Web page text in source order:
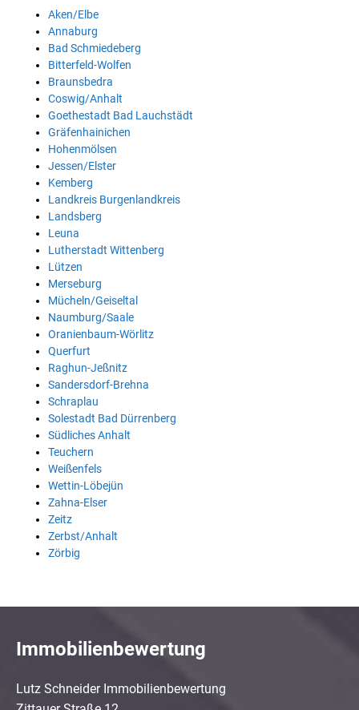
Aken/Elbe
Annaburg
Bad Schmiedeberg
Bitterfeld-Wolfen
Braunsbedra
Coswig/Anhalt
Goethestadt Bad Lauchstädt
Gräfenhainichen
Hohenmölsen
Jessen/Elster
Kemberg
Landkreis Burgenlandkreis
Landsberg
Leuna
Lutherstadt Wittenberg
Lützen
Merseburg
Mücheln/Geiseltal
Naumburg/Saale
Oranienbaum-Wörlitz
Querfurt
Raghun-Jeßnitz
Sandersdorf-Brehna
Schraplau
Solestadt Bad Dürrenberg
Südliches Anhalt
Teuchern
Weißenfels
Wettin-Löbejün
Zahna-Elser
Zeitz
Zerbst/Anhalt
Zörbig
Immobilienbewertung
Lutz Schneider Immobilienbewertung